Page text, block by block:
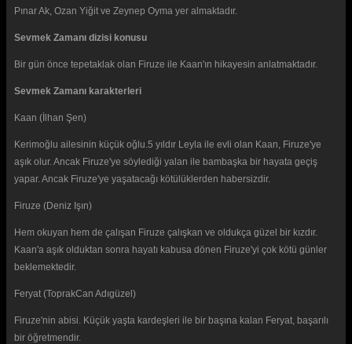
Pınar Ak, Ozan Yiğit ve Zeynep Oyma yer almaktadır.
Sevmek Zamanı dizisi konusu
Bir gün önce tepetaklak olan Firuze ile Kaan'ın hikayesin anlatmaktadır.
Sevmek Zamanı karakterleri
Kaan (İlhan Şen)
Kerimoğlu ailesinin küçük oğlu.5 yıldır Leyla ile evli olan Kaan, Firuze'ye
aşık olur. Ancak Firuze'ye söylediği yalan ile bambaşka bir hayata geçiş
yapar. Ancak Firuze'ye yaşatacağı kötülüklerden habersizdir.
Firuze (Deniz Işın)
Hem okuyan hem de çalışan Firuze çalışkan ve oldukça güzel bir kızdır.
Kaan'a aşık olduktan sonra hayatı kabusa dönen Firuze'yi çok kötü günler
beklemektedir.
Feryat (ToprakCan Adıgüzel)
Firuze'nin abisi. Küçük yaşta kardeşleri ile bir başına kalan Feryat, başarılı
bir öğretmendir.